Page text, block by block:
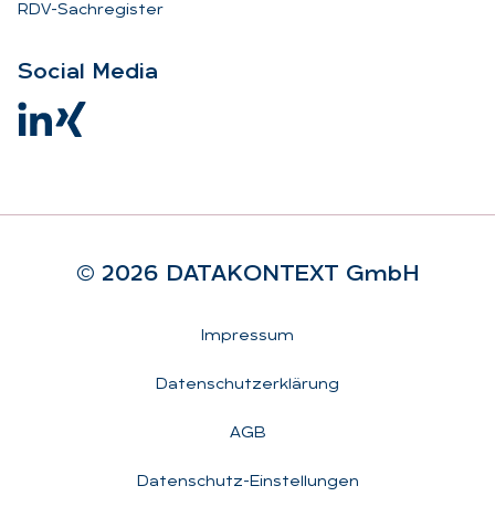
RDV-Sachregister
So­ci­al Me­dia
© 2026 DA­TA­KON­TEXT GmbH
Impressum
Datenschutzerklärung
AGB
Datenschutz-Einstellungen